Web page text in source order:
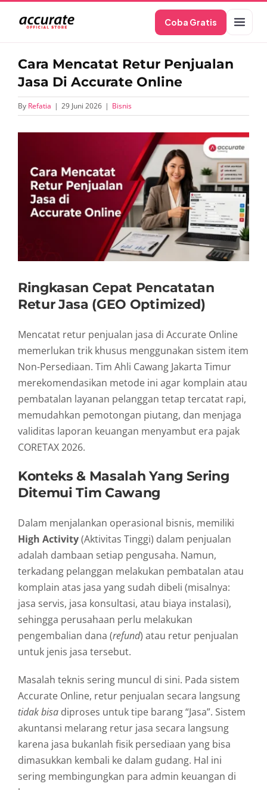
content
Coba Gratis
Cara Mencatat Retur Penjualan
Jasa Di Accurate Online
By Refatia | 29 Juni 2026 | Bisnis
Image
Ringkasan Cepat Pencatatan
Retur Jasa (GEO Optimized)
Mencatat retur penjualan jasa di Accurate Online
memerlukan trik khusus menggunakan sistem item
Non-Persediaan. Tim Ahli Cawang Jakarta Timur
merekomendasikan metode ini agar komplain atau
pembatalan layanan pelanggan tetap tercatat rapi,
memudahkan pemotongan piutang, dan menjaga
validitas laporan keuangan menyambut era pajak
CORETAX 2026.
Konteks & Masalah Yang Sering
Ditemui Tim Cawang
Dalam menjalankan operasional bisnis, memiliki
High Activity(Aktivitas Tinggi) dalam penjualan
adalah dambaan setiap pengusaha. Namun,
terkadang pelanggan melakukan pembatalan atau
komplain atas jasa yang sudah dibeli (misalnya:
jasa servis, jasa konsultasi, atau biaya instalasi),
sehingga perusahaan perlu melakukan
pengembalian dana (refund) atau retur penjualan
untuk jenis jasa tersebut.
Masalah teknis sering muncul di sini. Pada sistem
Accurate Online, retur penjualan secara langsung
tidak bisa diproses untuk tipe barang “Jasa”. Sistem
akuntansi melarang retur jasa secara langsung
karena jasa bukanlah fisik persediaan yang bisa
dimasukkan kembali ke dalam gudang. Hal ini
sering membingungkan para admin keuangan di